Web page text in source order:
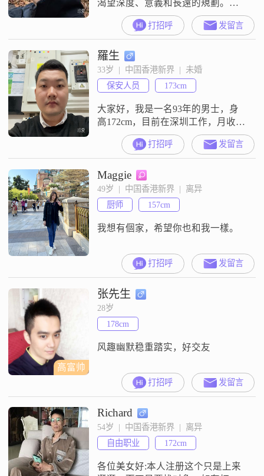
渴望深度、意義和長遠的規劃。這
種特質不僅體現在我的IT職業上，
也體現在我對旅行的理解中。對我
而言，旅行是對世界這個宏大系統
的實地調研。我著迷於不同文化背
後的社會架構、歷史脈絡和人們的
行為模式。在旅途中，我既是一個
觀察者，也是一個思考者，這能極
大地豐富我的內心世界。我期待一
段能夠共同成長
打招呼 发留言
羅生
33岁  |  中国香港新界  |  未婚
保安人员
173cm
大家好，我是一名93年的男士，身
高172cm，目前在深圳工作，月收入
在8001到12000元之间，学历是大专
##3002##我性格比较外向，喜欢与
人交流，也善于倾听他人的想法
##3002##我有很强的责任感，无论
是对工作还是对家庭，都会尽力去
承担和照顾##3002##我对很多事物
都充满好奇心，喜欢尝试新鲜的东
西，这也让
打招呼 发留言
Maggie
49岁  |  中国香港新界  |  离异
厨师
157cm
我想有個家，希望你也和我一樣。
打招呼 发留言
高富帅
张先生
28岁
178cm
风趣幽默稳重踏实，好交友
打招呼 发留言
Richard
54岁  |  中国香港新界  |  离异
自由职业
172cm
各位美女好:本人注册这个只是上来